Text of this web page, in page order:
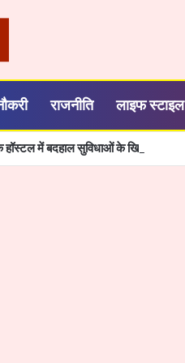
राजनीति लाइफ स्टाइल
हॉस्टल में बदहाल सुविधाओं के खिलाफ NSUI